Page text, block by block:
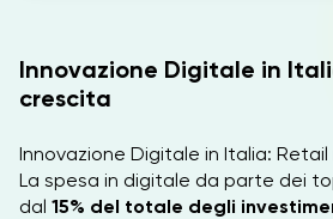
Innovazione Digitale in
crescita
Innovazione Digitale in Italia:
La spesa in digitale da parte dei
dal 15% del totale degli